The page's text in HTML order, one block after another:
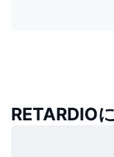
RETARDIO